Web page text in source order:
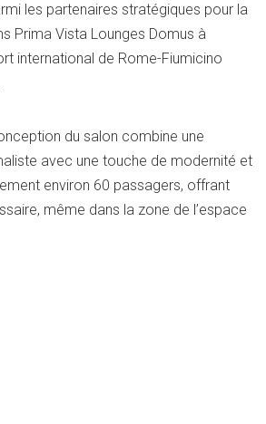
les partenaires stratégiques pour la
Prima Vista Lounges Domus à
international de Rome-Fiumicino
du salon combine une
avec une touche de modernité et
environ 60 passagers, offrant
même dans la zone de l’espace